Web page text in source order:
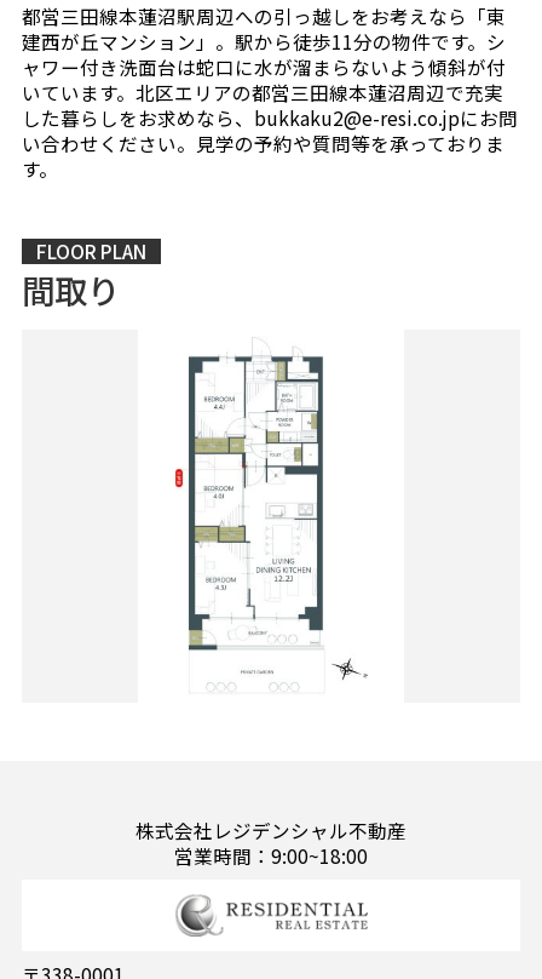
都営三田線本蓮沼駅周辺への引っ越しをお考えなら「東
建西が丘マンション」。駅から徒歩11分の物件です。シ
ャワー付き洗面台は蛇口に水が溜まらないよう傾斜が付
いています。北区エリアの都営三田線本蓮沼周辺で充実
した暮らしをお求めなら、bukkaku2@e-resi.co.jpにお問
い合わせください。見学の予約や質問等を承っておりま
す。
FLOOR PLAN
間取り
株式会社レジデンシャル不動産
営業時間：9:00~18:00